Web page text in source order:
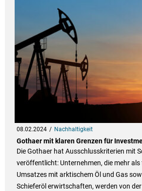
08.02.2024 Nachhaltigkeit
Gothaer mit klaren Grenzen für
Die Gothaer hat Ausschlusskriterien mit
veröffentlicht: Unternehmen, die mehr
Umsatzes mit arktischem Öl und Gas
Schieferöl erwirtschaften, werden von